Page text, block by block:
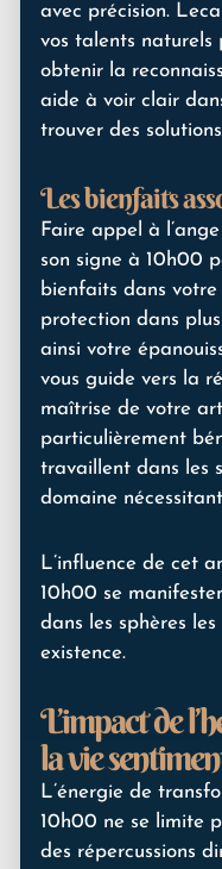
avec précision.
vos talents naturels
obtenir la
aide à voir clair
trouver des
Les bienfaits
Faire appel à
son signe à 10h00
bienfaits dans
protection dans
ainsi votre
vous guide vers la
maîtrise de votre
particulièrement
travaillent dans les
domaine
L’influence de cet
10h00 se
dans les sphères
existence.
L’impact de
la vie
L’énergie de
10h00 ne se limite
des répercussions